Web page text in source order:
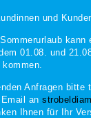
und
kann
01.08. und
kommen.
Anfragen bitte
an
Ihnen für Ihr